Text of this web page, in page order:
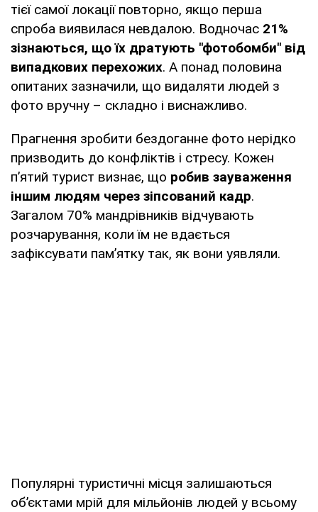
тієї самої локації повторно, якщо перша
спроба виявилася невдалою. Водночас 21%
зізнаються, що їх дратують "фотобомби" від
випадкових перехожих. А понад половина
опитаних зазначили, що видаляти людей з
фото вручну – складно і виснажливо.
Прагнення зробити бездоганне фото нерідко
призводить до конфліктів і стресу. Кожен
п’ятий турист визнає, що робив зауваження
іншим людям через зіпсований кадр.
Загалом 70% мандрівників відчувають
розчарування, коли їм не вдається
зафіксувати пам’ятку так, як вони уявляли.
Популярні туристичні місця залишаються
об’єктами мрій для мільйонів людей у всьому